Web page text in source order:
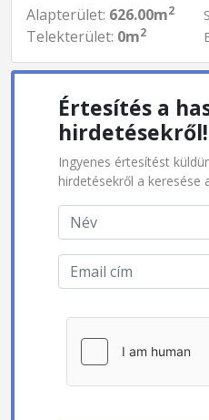
Alapterület: 626.00m2
Telekterület: 0m2
Értesítés a
hirdetésekről!
Ingyenes értesítést
hirdetésekről a keresése